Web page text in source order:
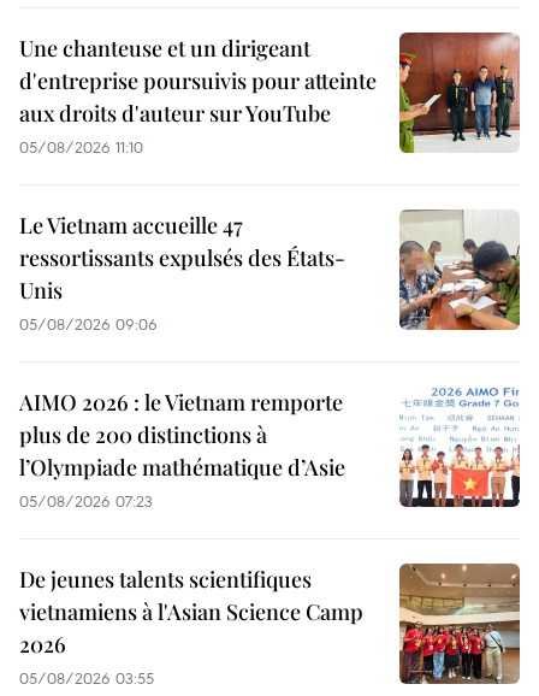
Une chanteuse et un dirigeant
d'entreprise poursuivis pour atteinte
aux droits d'auteur sur YouTube
05/08/2026 11:10
Le Vietnam accueille 47
ressortissants expulsés des États-
Unis
05/08/2026 09:06
AIMO 2026 : le Vietnam remporte
plus de 200 distinctions à
l’Olympiade mathématique d’Asie
05/08/2026 07:23
De jeunes talents scientifiques
vietnamiens à l'Asian Science Camp
2026
05/08/2026 03:55